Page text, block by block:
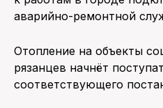
аварийно-ремонтной
Отопление на объекты
рязанцев начнёт
соответствующего